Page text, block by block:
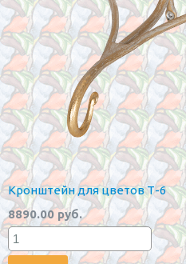
Кронштейн для цветов Т-6
8890.00 руб.